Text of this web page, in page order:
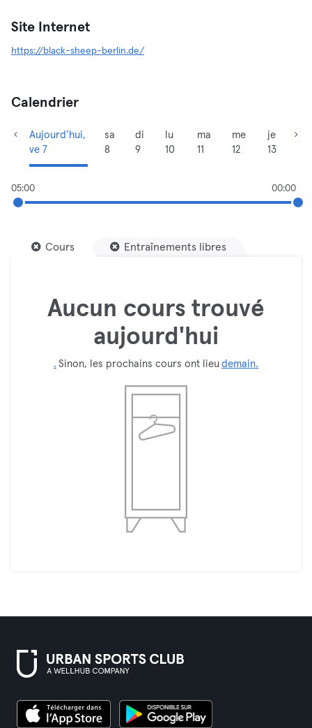
Site Internet
https://black-sheep-berlin.de/
Calendrier
Aujourd’hui,
ve 7
sa
8
di
9
lu
10
ma
11
me
12
je
13
05:00 00:00
Cours Entraînements libres
Aucun cours trouvé
aujourd'hui
. Sinon, les prochains cours ont lieu demain.